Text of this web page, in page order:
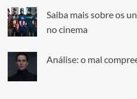
Saiba mais sobre os
no cinema
Análise: o mal